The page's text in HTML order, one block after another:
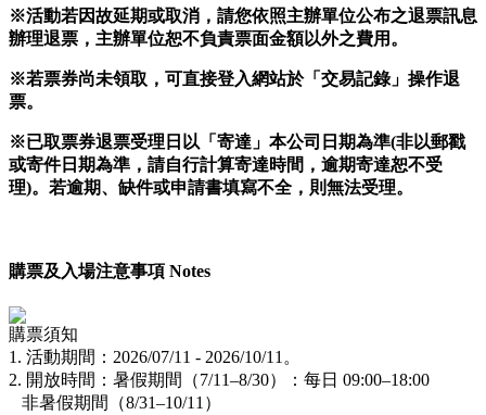
※活動若因故延期或取消，請您依照主辦單位公布之退票訊息
辦理退票，主辦單位恕不負責票面金額以外之費用 。
※若票券尚未領取，可直接登入網站於「交易記錄」操作退
票。
※已取票券退票受理日以「寄達」本公司日期為準(非以郵戳
或寄件日期為準，請自行計算寄達時間，逾期寄達恕不受
理)。若逾期、缺件或申請書填寫不全，則無法受理。
購票及入場注意事項 Notes
購票須知
1. 活動期間：2026/07/11 - 2026/10/11。
2. 開放時間：暑假期間（7/11–8/30）：每日 09:00–18:00
非暑假期間（8/31–10/11）